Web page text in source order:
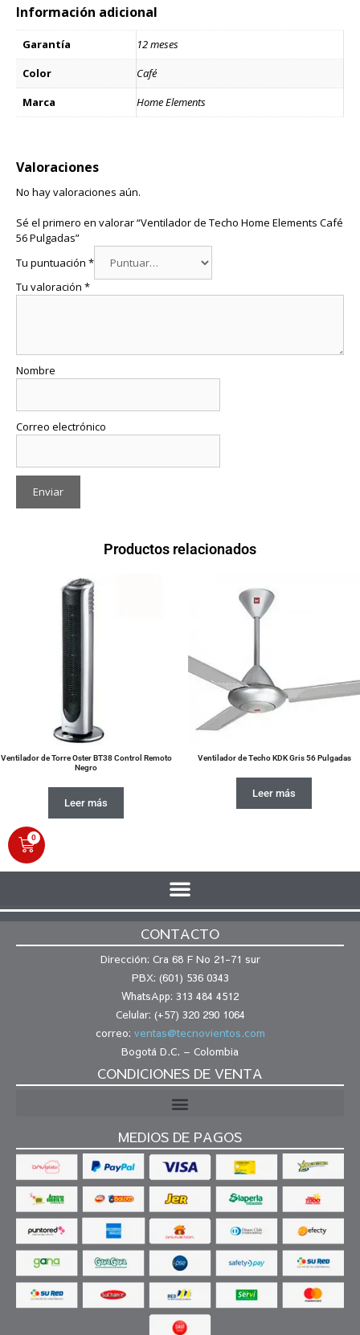
Información adicional
Garantía
12 meses
Color
Café
Marca
Home Elements
Valoraciones
No hay valoraciones aún.
Sé el primero en valorar “Ventilador de Techo Home Elements Café
56 Pulgadas”
Tu puntuación *
Tu valoración *
Nombre
Correo electrónico
Productos relacionados
Ventilador de Torre Oster BT38 Control Remoto
Negro
Leer más
Ventilador de Techo KDK Gris 56 Pulgadas
Leer más
0
CONTACTO
Dirección: Cra 68 F No 21-71 sur
PBX: (601) 536 0343
WhatsApp: 313 484 4512
Celular: (+57) 320 290 1064
correo: ventas@tecnovientos.com
Bogotá D.C. – Colombia
CONDICIONES DE VENTA
MEDIOS DE PAGOS